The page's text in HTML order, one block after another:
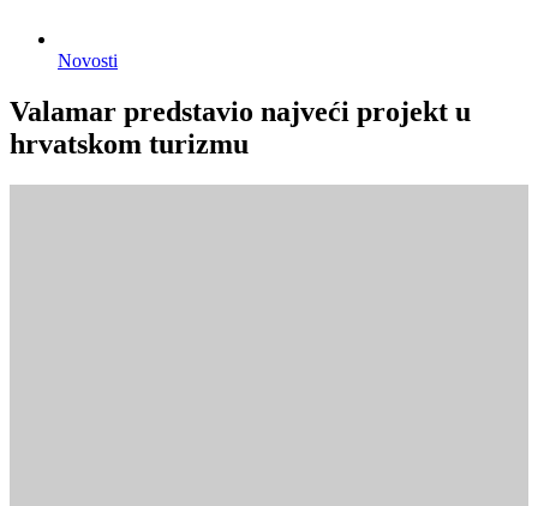
Novosti
Valamar predstavio najveći projekt u
hrvatskom turizmu